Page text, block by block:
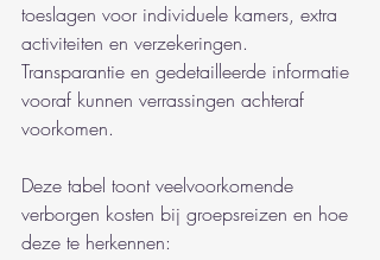
toeslagen voor individuele kamers, extra
activiteiten en verzekeringen.
Transparantie en gedetailleerde informatie
vooraf kunnen verrassingen achteraf
voorkomen.
Deze tabel toont veelvoorkomende
verborgen kosten bij groepsreizen en hoe
deze te herkennen: